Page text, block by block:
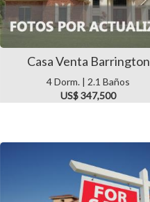
Casa Venta Barrington
4 Dorm. | 2.1 Baños
US$ 347,500